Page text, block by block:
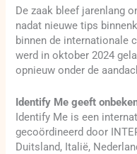
De zaak bleef jarenlang
nadat nieuwe tips
binnen de internationale
werd in oktober 2024
opnieuw onder de
Identify Me geeft
Identify Me is een
gecoördineerd door
Duitsland, Italië,